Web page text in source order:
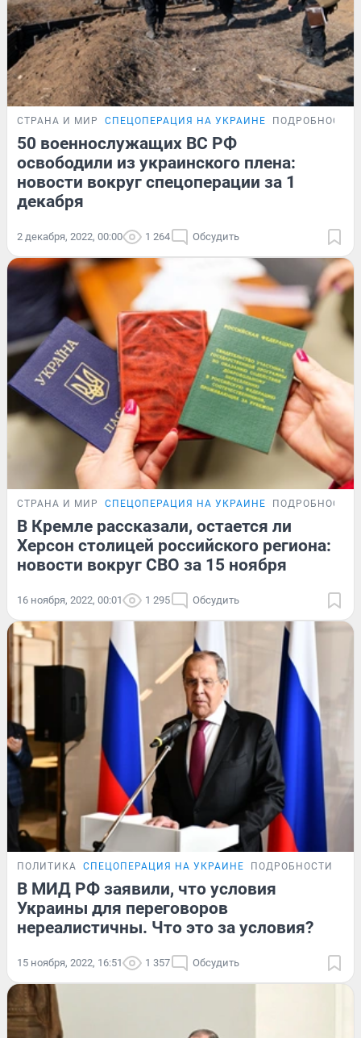
СТРАНА И МИР СПЕЦОПЕРАЦИЯ НА УКРАИНЕ ПОДРОБНОСТИ
50 военнослужащих ВС РФ
освободили из украинского плена:
новости вокруг спецоперации за 1
декабря
2 декабря, 2022, 00:00 1 264 Обсудить
СТРАНА И МИР СПЕЦОПЕРАЦИЯ НА УКРАИНЕ ПОДРОБНОСТИ
В Кремле рассказали, остается ли
Херсон столицей российского региона:
новости вокруг СВО за 15 ноября
16 ноября, 2022, 00:01 1 295 Обсудить
ПОЛИТИКА СПЕЦОПЕРАЦИЯ НА УКРАИНЕ ПОДРОБНОСТИ
В МИД РФ заявили, что условия
Украины для переговоров
нереалистичны. Что это за условия?
15 ноября, 2022, 16:51 1 357 Обсудить